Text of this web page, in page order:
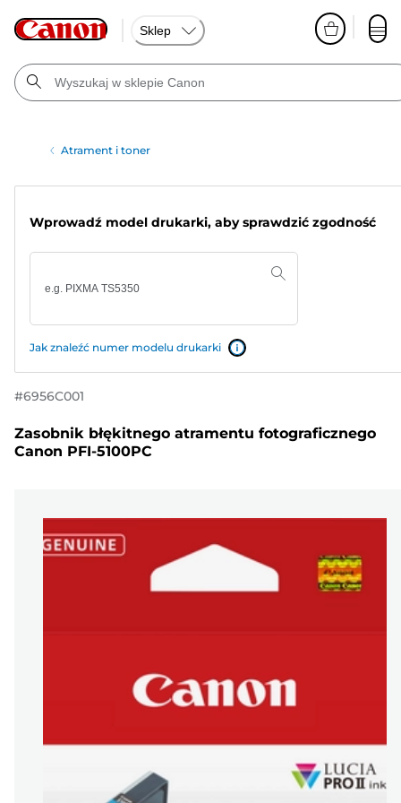
Sklep
Atrament i toner
Wprowadź model drukarki, aby sprawdzić zgodność
Jak znaleźć numer modelu drukarki
#6956C001
Zasobnik błękitnego atramentu fotograficznego
Canon PFI-5100PC